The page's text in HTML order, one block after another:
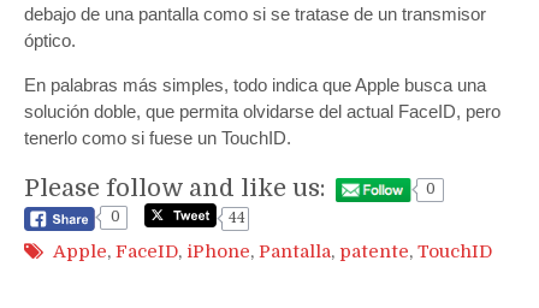
debajo de una pantalla como si se tratase de un transmisor
óptico.
En palabras más simples, todo indica que Apple busca una
solución doble, que permita olvidarse del actual FaceID, pero
tenerlo como si fuese un TouchID.
Please follow and like us:
0
0
44
Apple, FaceID, iPhone, Pantalla, patente, TouchID